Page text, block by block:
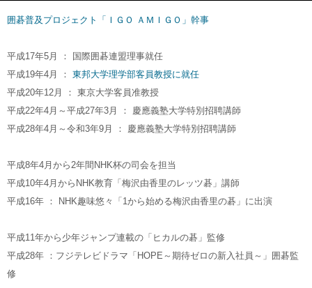
囲碁普及プロジェクト「ＩＧＯ ＡＭＩＧＯ」幹事
平成17年5月 ： 国際囲碁連盟理事就任
平成19年4月 ： 東邦大学理学部客員教授に就任
平成20年12月 ： 東京大学客員准教授
平成22年4月～平成27年3月 ： 慶應義塾大学特別招聘講師
平成28年4月～令和3年9月 ： 慶應義塾大学特別招聘講師
平成8年4月から2年間NHK杯の司会を担当
平成10年4月からNHK教育「梅沢由香里のレッツ碁」講師
平成16年 ： NHK趣味悠々「1から始める梅沢由香里の碁」に出演
平成11年から少年ジャンプ連載の「ヒカルの碁」監修
平成28年 ：フジテレビドラマ「HOPE～期待ゼロの新入社員～」囲碁監
修